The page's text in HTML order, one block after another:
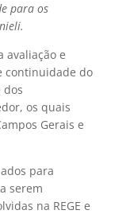
para os
avaliação e
continuidade do
dos
os quais
Gerais e
para
serem
na REGE e